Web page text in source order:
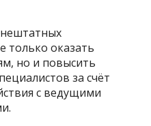
только оказать
но и повысить
за счёт
с ведущими